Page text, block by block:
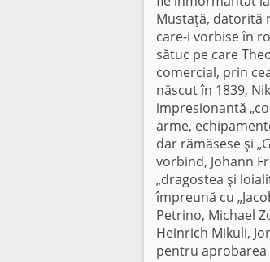
Mustaţă, datorită
care-i vorbise în
sătuc pe care
comercial, prin
născut în 1839,
impresionantă
arme,
dar rămăsese şi
vorbind, Johann
„dragostea şi
împreună cu
Petrino, Michael
Heinrich Mikuli,
pentru aprobarea